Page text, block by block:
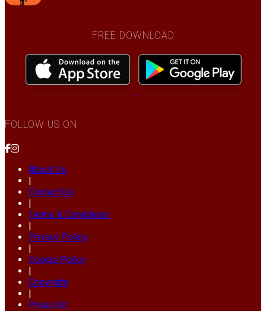
FREE DOWNLOAD
FOLLOW US ON
About Us
|
Contact Us
|
Terms & Conditions
|
Privacy Policy
|
Cookie Policy
|
Copyright
|
Press Kit